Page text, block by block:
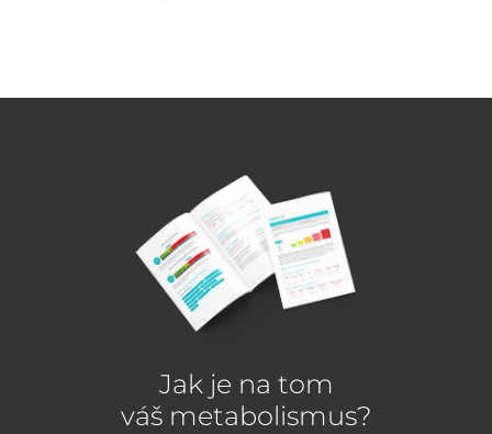
Jak je na tom
váš metabolismus?